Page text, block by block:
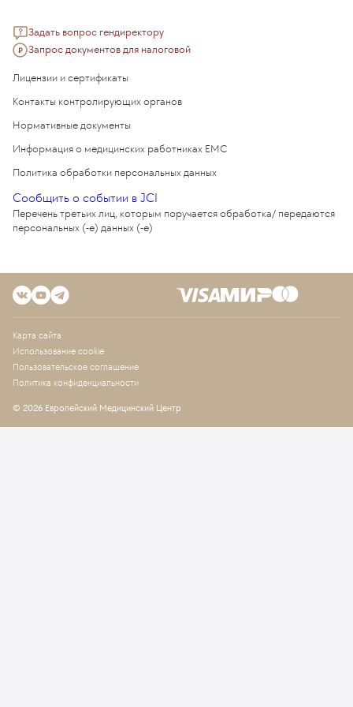
Задать вопрос гендиректору
Запрос документов для налоговой
Лицензии и сертификаты
Контакты контролирующих органов
Нормативные документы
Информация о медицинских работниках EMC
Политика обработки персональных данных
Сообщить о событии в JCI
Перечень третьих лиц, которым поручается обработка/ передаются
персональных (-е) данных (-е)
Карта сайта
Использование cookie
Пользовательское соглашение
Политика конфиденциальности
© 2026 Европейский Медицинский Центр